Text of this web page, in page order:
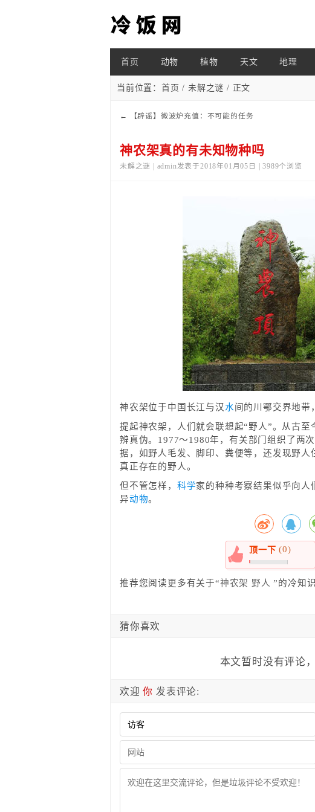
首页 动物 植物 天文 地理
当前位置： 首页 /未解之谜 / 正文
← 【辟谣】微波炉充值：不可能的任务
神农架真的有未知物种吗
未解之谜 | admin发表于2018年01月05日 | 3989个浏览
神农架位于中国长江与汉 水间的川鄂交界地带
提起神农架，人们就会联想起“野人”。从古
辨真伪。1977～1980年，有关部门组织了两
据，如野人毛发、脚印、粪便等，还发现野
真正存在的野人。
但不管怎样， 科学家的种种考察结果似乎向人
异动物。
顶一下 (0)
0%
推荐您阅读更多有关于“神农架 野人 ”的冷知识
猜你喜欢
本文暂时没有评论
欢迎你 发表评论: